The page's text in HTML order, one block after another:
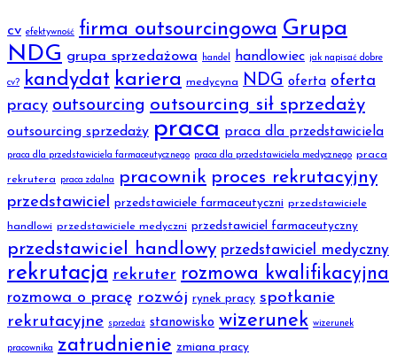
cv efektywność firma outsourcingowa Grupa
NDG grupa sprzedażowa handel handlowiec jak napisać dobre
cv? kandydat kariera medycyna NDG oferta oferta
pracy outsourcing outsourcing sił sprzedaży
outsourcing sprzedaży praca praca dla przedstawiciela
praca dla przedstawiciela farmaceutycznego praca dla przedstawiciela medycznego praca
rekrutera praca zdalna pracownik proces rekrutacyjny
przedstawiciel przedstawiciele farmaceutyczni przedstawiciele
handlowi przedstawiciele medyczni przedstawiciel farmaceutyczny
przedstawiciel handlowy przedstawiciel medyczny
rekrutacja rekruter rozmowa kwalifikacyjna
rozmowa o pracę rozwój rynek pracy spotkanie
rekrutacyjne sprzedaż stanowisko wizerunek wizerunek
pracownika zatrudnienie zmiana pracy